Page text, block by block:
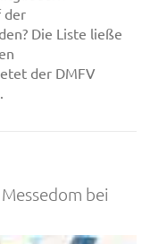
der
Die Liste ließe
der DMFV
bei